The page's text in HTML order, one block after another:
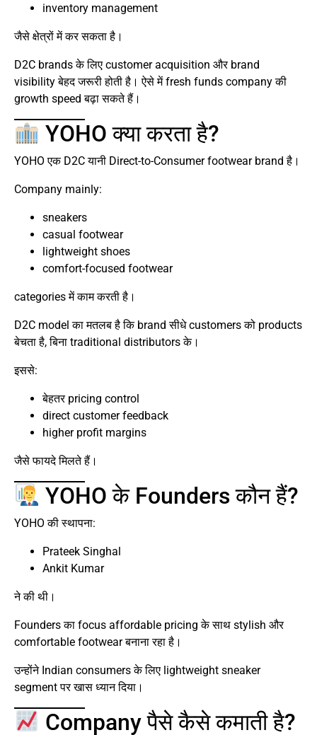
inventory management
जैसे क्षेत्रों में कर सकता है।
D2C brands के लिए customer acquisition और brand
visibility बेहद जरूरी होती है। ऐसे में fresh funds company की
growth speed बढ़ा सकते हैं।
YOHO क्या करता है?
YOHO एक D2C यानी Direct-to-Consumer footwear brand है।
Company mainly:
sneakers
casual footwear
lightweight shoes
comfort-focused footwear
categories में काम करती है।
D2C model का मतलब है कि brand सीधे customers को products
बेचता है, बिना traditional distributors के।
इससे:
बेहतर pricing control
direct customer feedback
higher profit margins
जैसे फायदे मिलते हैं।
YOHO के Founders कौन हैं?
YOHO की स्थापना:
Prateek Singhal
Ankit Kumar
ने की थी।
Founders का focus affordable pricing के साथ stylish और
comfortable footwear बनाना रहा है।
उन्होंने Indian consumers के लिए lightweight sneaker
segment पर खास ध्यान दिया।
Company पैसे कैसे कमाती है?